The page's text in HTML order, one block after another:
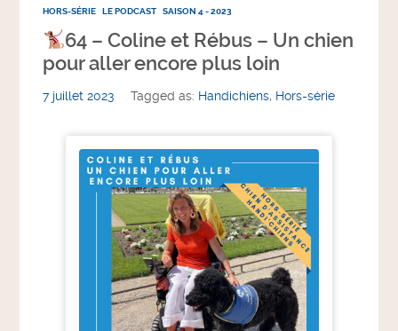
HORS-SÉRIE LE PODCAST SAISON 4 - 2023
64 – Coline et Rébus – Un chien
pour aller encore plus loin
7 juillet 2023 Tagged as: Handichiens, Hors-série